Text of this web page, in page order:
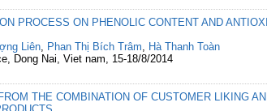
PROCESS ON PHENOLIC CONTENT AND
Liên, Phan Thị Bích Trâm, Hà Thanh Toàn
Dong Nai, Viet nam, 15-18/8/2014
THE COMBINATION OF CUSTOMER LIKING